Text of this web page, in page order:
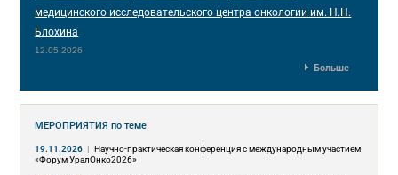
медицинского исследовательского центра онкологии им. Н.Н.
Блохина
12.05.2026
Больше
МЕРОПРИЯТИЯпо теме
19.11.2026 | Научно-практическая конференция с международным участием
«Форум УралОнко2026»